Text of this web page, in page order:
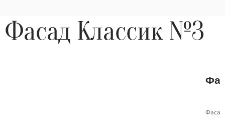
Фасад Классик №3